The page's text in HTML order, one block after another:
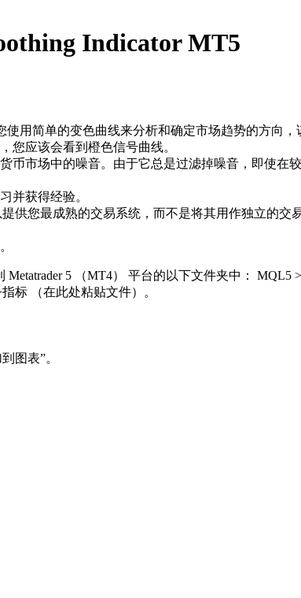
Indicator MT5
用简单的变色曲线来分析和确定市场趋势的方向，
您应该会看到橙色信号曲线。
币市场中的噪音。由于它总是过滤掉噪音，即使在
并获得经验。
供您最成熟的交易系统，而不是将其用作独立的交
Metatrader 5 （MT4） 平台的以下文件夹中： MQL5 >
标 （在此处粘贴文件）。
图表”。